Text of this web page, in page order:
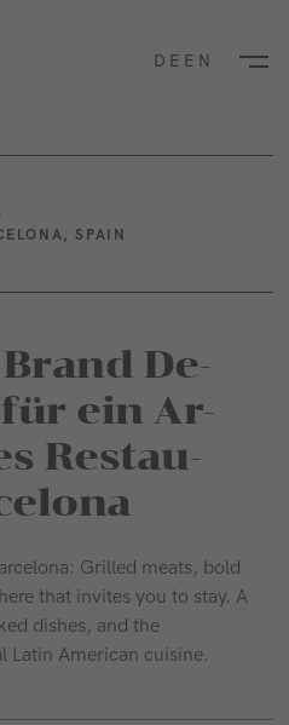
DE EN
SPAIN
De­
ein Ar­
Res­tau­
Grilled meats, bold
that invites you to stay. A
dishes, and the
Latin American cuisine.